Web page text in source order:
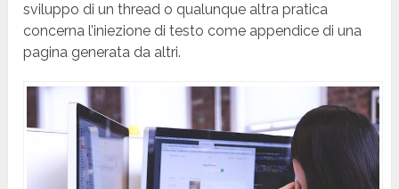
sviluppo di un thread o qualunque altra pratica
concerna l’iniezione di testo come appendice di una
pagina generata da altri.